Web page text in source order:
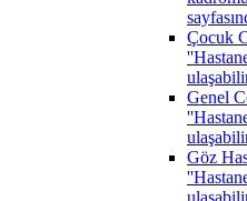
Çocuk
Genel
Göz